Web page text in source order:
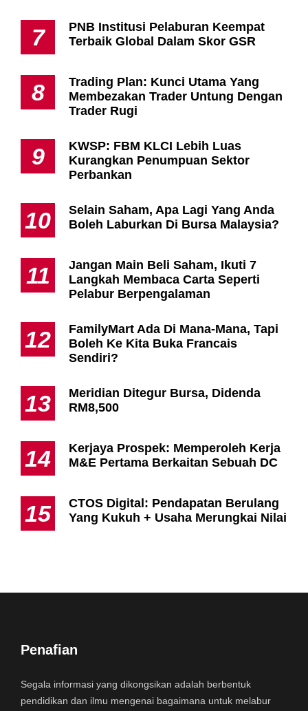
7
PNB Institusi Pelaburan Keempat
Terbaik Global Dalam Skor GSR
8
Trading Plan: Kunci Utama Yang
Membezakan Trader Untung Dengan
Trader Rugi
9
KWSP: FBM KLCI Lebih Luas
Kurangkan Penumpuan Sektor
Perbankan
10
Selain Saham, Apa Lagi Yang Anda
Boleh Laburkan Di Bursa Malaysia?
11
Jangan Main Beli Saham, Ikuti 7
Langkah Membaca Carta Seperti
Pelabur Berpengalaman
12
FamilyMart Ada Di Mana-Mana, Tapi
Boleh Ke Kita Buka Francais
Sendiri?
13
Meridian Ditegur Bursa, Didenda
RM8,500
14
Kerjaya Prospek: Memperoleh Kerja
M&E Pertama Berkaitan Sebuah DC
15
CTOS Digital: Pendapatan Berulang
Yang Kukuh + Usaha Merungkai Nilai
Penafian
Segala informasi yang dikongsikan adalah berbentuk
pendidikan dan ilmu mengenai bagaimana untuk melabur